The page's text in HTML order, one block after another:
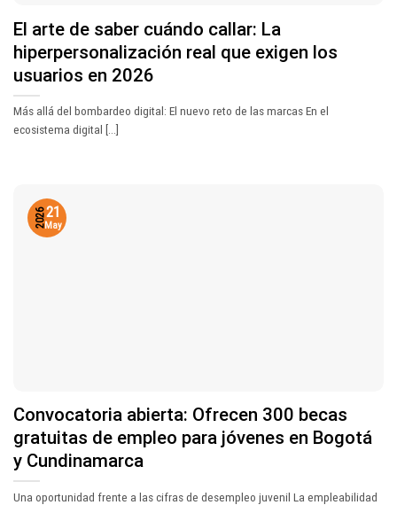
El arte de saber cuándo callar: La
hiperpersonalización real que exigen los
usuarios en 2026
Más allá del bombardeo digital: El nuevo reto de las marcas En el
ecosistema digital [...]
Convocatoria abierta: Ofrecen 300 becas
gratuitas de empleo para jóvenes en Bogotá
y Cundinamarca
Una oportunidad frente a las cifras de desempleo juvenil La empleabilidad
21
May
2026